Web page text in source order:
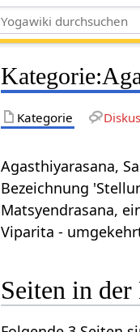
Kategorie:
Kategorie
Agasthiyarasana,
Bezeichnung
Matsyendrasana,
Viparita -
Seiten in der